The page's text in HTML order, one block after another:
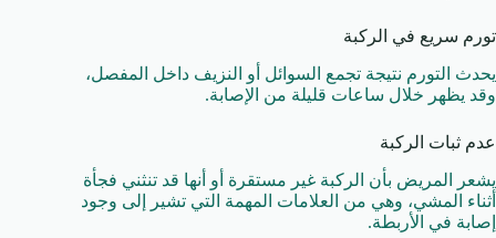
تورم سريع في الركبة
يحدث التورم نتيجة تجمع السوائل أو النزيف داخل المفصل،
وقد يظهر خلال ساعات قليلة من الإصابة.
عدم ثبات الركبة
يشعر المريض بأن الركبة غير مستقرة أو أنها قد تنثني فجأة
أثناء المشي، وهي من العلامات المهمة التي تشير إلى وجود
إصابة في الأربطة.